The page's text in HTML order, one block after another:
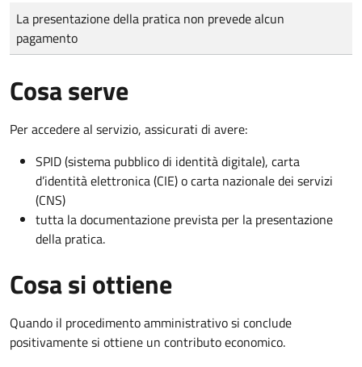
Tipo di pagamento
Importo
La presentazione della pratica non prevede alcun
pagamento
Cosa serve
Per accedere al servizio, assicurati di avere:
SPID (sistema pubblico di identità digitale), carta
d’identità elettronica (CIE) o carta nazionale dei servizi
(CNS)
tutta la documentazione prevista per la presentazione
della pratica.
Cosa si ottiene
Quando il procedimento amministrativo si conclude
positivamente si ottiene un contributo economico.